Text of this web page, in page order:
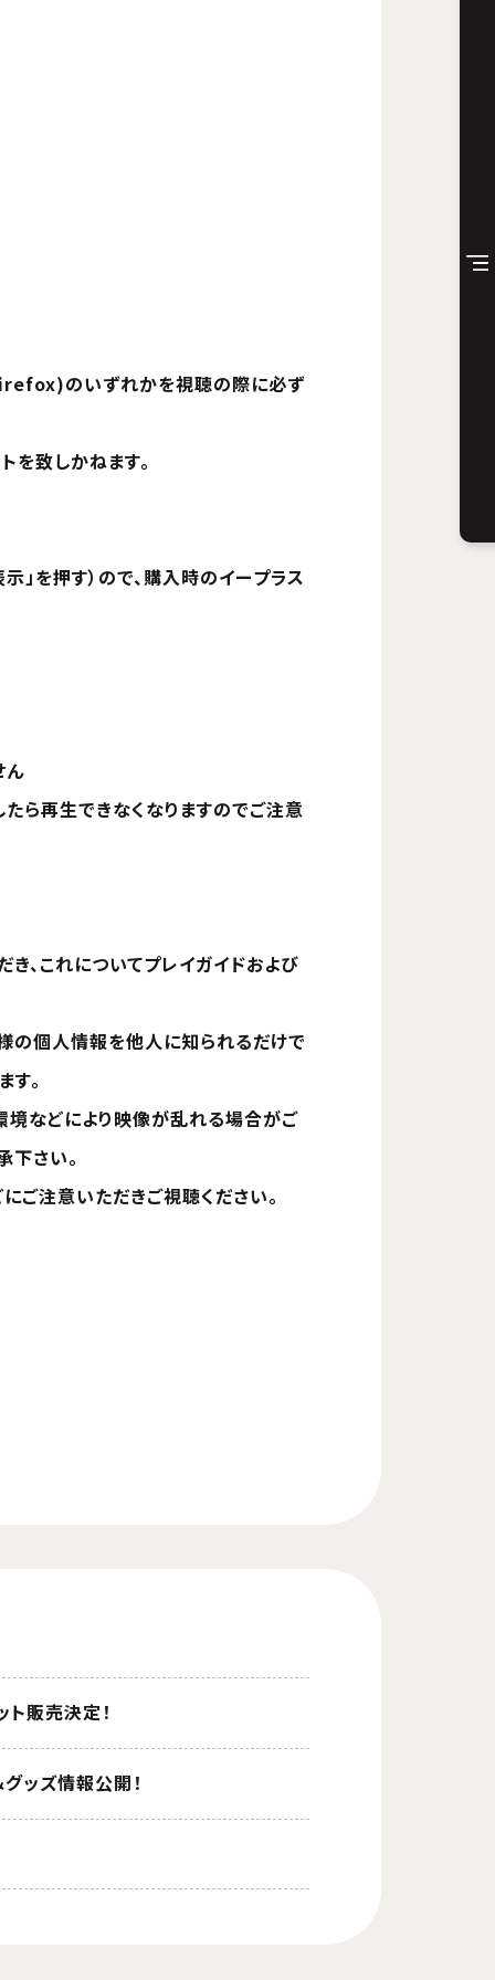
のいずれかを視聴の際に必ず
を致しかねます。
を押す）ので、購入時のイープラス
ん
たら再生できなくなりますのでご注意
、これについてプレイガイドおよび
の個人情報を他人に知られるだけで
。
境などにより映像が乱れる場合がご
さい。
ご注意いただきご視聴ください。
販売決定！
ッズ情報公開！